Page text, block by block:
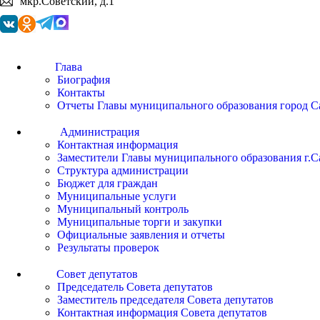
Глава
Биография
Контакты
Отчеты Главы муниципального образования город
Администрация
Контактная информация
Заместители Главы муниципального образования
Структура администрации
Бюджет для граждан
Муниципальные услуги
Муниципальный контроль
Муниципальные торги и закупки
Официальные заявления и отчеты
Результаты проверок
Совет депутатов
Председатель Совета депутатов
Заместитель председателя Совета депутатов
Контактная информация Совета депутатов